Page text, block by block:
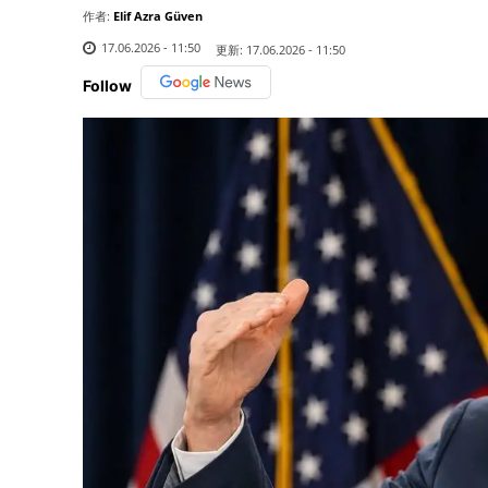
作者: Elif Azra Güven
17.06.2026 - 11:50
更新: 17.06.2026 - 11:50
Follow